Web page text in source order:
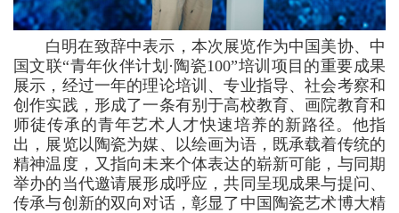
白明在致辞中表示，本次展览作为中国美协、中
国文联“青年伙伴计划·陶瓷100”培训项目的重要成果
展示，经过一年的理论培训、专业指导、社会考察和
创作实践，形成了一条有别于高校教育、画院教育和
师徒传承的青年艺术人才快速培养的新路径。他指
出，展览以陶瓷为媒、以绘画为语，既承载着传统的
精神温度，又指向未来个体表达的崭新可能，与同期
举办的当代邀请展形成呼应，共同呈现成果与提问、
传承与创新的双向对话，彰显了中国陶瓷艺术博大精